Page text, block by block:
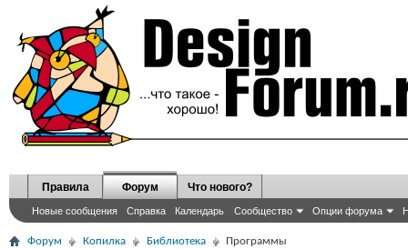
Правила Форум
Новые сообщения Справка Календарь Сообщество Опции форума
Что нового?
Форум Копилка Библиотека Программы